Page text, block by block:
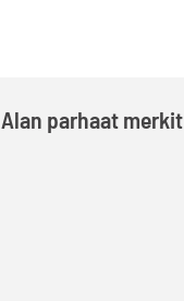
Alan parhaat merkit